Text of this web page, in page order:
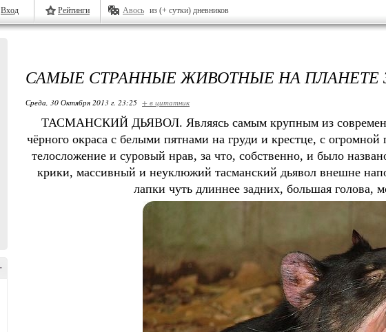
Вход Рейтинги Авось из (+ сутки) дневников
-
САМЫЕ СТРАННЫЕ ЖИВОТНЫЕ НА ПЛАНЕТЕ
Среда, 30 Октября 2013 г. 23:25 + в цитатник
ТАСМАНСКИЙ ДЬЯВОЛ. Являясь самым крупным из
чёрного окраса с белыми пятнами на груди и крестце, с
телосложение и суровый нрав, за что, собственно, и было
крики, массивный и неуклюжий тасманский дьявол внешне
лапки чуть длиннее задних, большая голова,